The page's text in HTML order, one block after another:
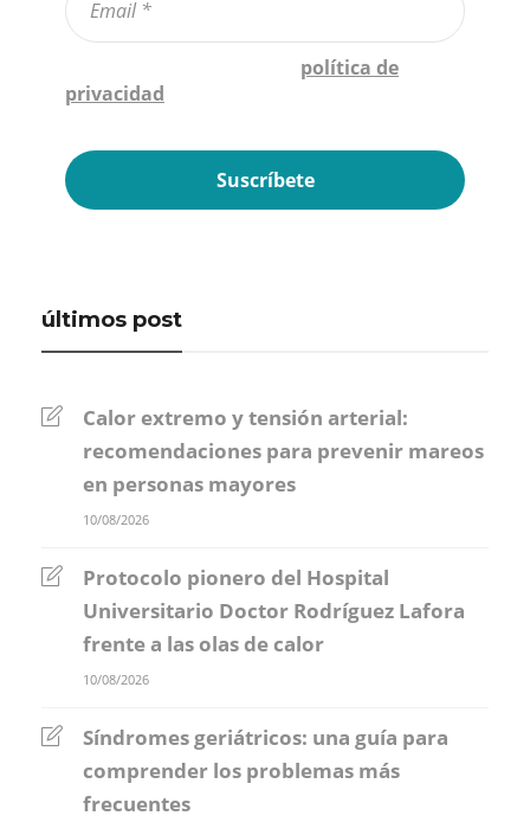
política de
privacidad
últimos post
Calor extremo y tensión arterial:
recomendaciones para prevenir mareos
en personas mayores
10/08/2026
Protocolo pionero del Hospital
Universitario Doctor Rodríguez Lafora
frente a las olas de calor
10/08/2026
Síndromes geriátricos: una guía para
comprender los problemas más
frecuentes